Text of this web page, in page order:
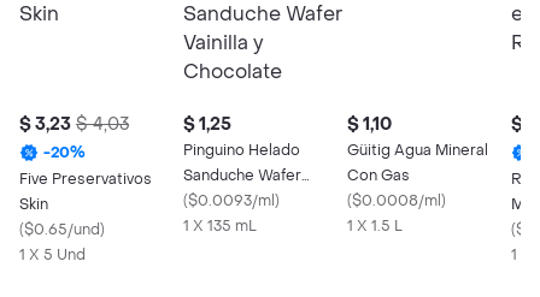
$ 3,23 $ 4,03
-20%
Five Preservativos
Skin
($0.65/und)
1 X 5 Und
$ 1,25
Pinguino Helado
Sanduche Wafer
Vainilla y Chocolate
($0.0093/ml)
1 X 135 mL
$ 1,10
Güitig Agua Mineral
Con Gas
($0.0008/ml)
1 X 1.5 L
$
(
1 X